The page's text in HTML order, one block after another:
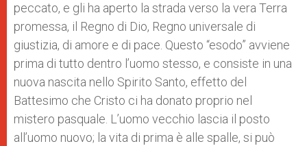
peccato, e gli ha aperto la strada verso la vera Terra
promessa, il Regno di Dio, Regno universale di
giustizia, di amore e di pace. Questo “esodo” avviene
prima di tutto dentro l’uomo stesso, e consiste in una
nuova nascita nello Spirito Santo, effetto del
Battesimo che Cristo ci ha donato proprio nel
mistero pasquale. L’uomo vecchio lascia il posto
all’uomo nuovo; la vita di prima è alle spalle, si può